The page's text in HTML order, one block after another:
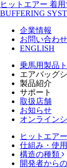
ヒットエアー 着
BUFFERING
企業情報
お問い合わ
ENGLISH
乗馬用製品
エアバッグ
製品紹介
サポート
取扱店舗
お知らせ
オンライン
ヒットエア
仕組み・使
構造の種類
開発者から